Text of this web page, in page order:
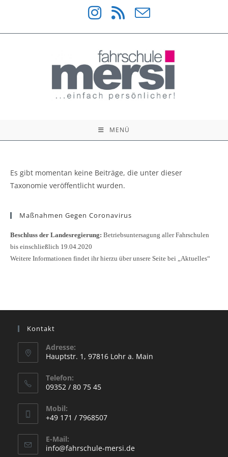
springen
MENÜ
Es gibt momentan keine Beiträge, die unter dieser
Taxonomie veröffentlicht wurden.
Maßnahmen Gegen Coronavirus
Beschluss der Landesregierung: Betriebsuntersagung aller Fahrschulen
bis einschließlich 19.04.2020
Weitere Informationen findet ihr hierzu über unsere Seite bei „Aktuelles“
Kontakt
Adresse:
Hauptstr. 1, 97816 Lohr a. Main
in
a
new
tab
Telefon:
09352 / 80 75 45
in
your
application
Mobil:
+49 171 / 7968507
in
your
E-Mail:
info@fahrschule-mersi.deOpens